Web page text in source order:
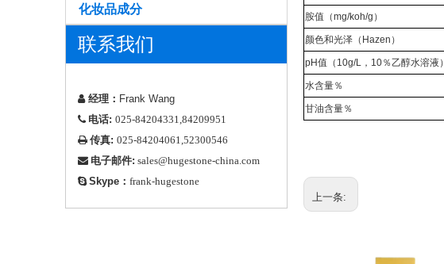
化妆品成分
联系我们
 经理： Frank Wang
 电话: 025-84204331,84209951
 传真: 025-84204061,52300546
 电子邮件: sales@hugestone-china.com
Skype： frank-hugestone
胺值（mg/koh/g）
颜色和光泽（Hazen）
pH值（10g/L，10％乙醇水溶液）
水含量％
甘油含量％
上一条: